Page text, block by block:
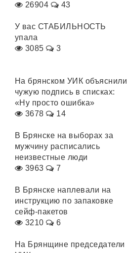
26904
43
У вас СТАБИЛЬНОСТЬ
упала
3085
3
На брянском УИК объяснили
чужую подпись в списках:
«Ну просто ошибка»
3678
14
В Брянске на выборах за
мужчину расписались
неизвестные люди
3963
7
В Брянске наплевали на
инструкцию по запаковке
сейф-пакетов
3210
6
На Брянщине председатели